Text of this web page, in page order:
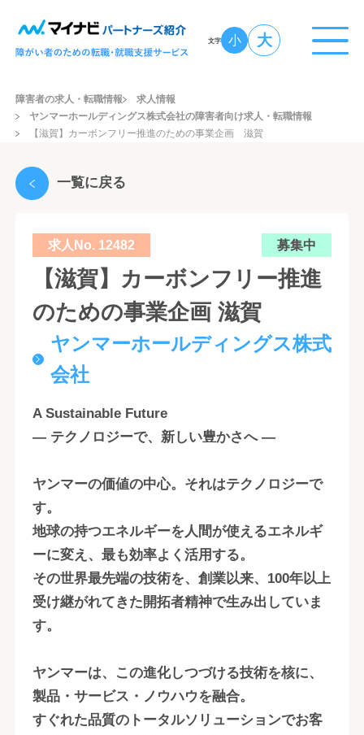
文字 小 大
障害者の求人・転職情報
求人情報
ヤンマーホールディングス株式会社の障害者向け求人・転職情報
【滋賀】カーボンフリー推進のための事業企画 滋賀
一覧に戻る
求人No. 12482 募集中
【滋賀】カーボンフリー推進
のための事業企画 滋賀
ヤンマーホールディングス株式
会社
A Sustainable Future
― テクノロジーで、新しい豊かさへ ―
ヤンマーの価値の中心。それはテクノロジーで
す。
地球の持つエネルギーを人間が使えるエネルギ
ーに変え、最も効率よく活用する。
その世界最先端の技術を、創業以来、100年以上
受け継がれてきた開拓者精神で生み出していま
す。
ヤンマーは、この進化しつづける技術を核に、
製品・サービス・ノウハウを融合。
すぐれた品質のトータルソリューションでお客